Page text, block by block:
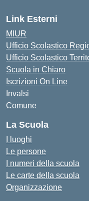
Link Esterni
MIUR
Ufficio Scolastico
Ufficio Scolastico
Scuola in Chiaro
Iscrizioni On Line
Invalsi
Comune
La Scuola
I luoghi
Le persone
I numeri della scuola
Le carte della scuola
Organizzazione